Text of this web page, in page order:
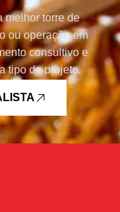
melhor torre de
ou operação em
consultivo e
tipo de projeto.